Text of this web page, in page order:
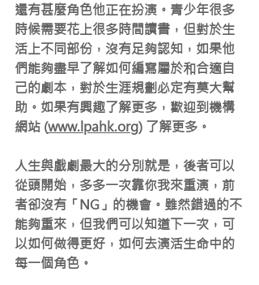
還有甚麼角色他正在扮演。青少年很多
時候需要花上很多時間讀書，但對於生
活上不同部份，沒有足夠認知，如果他
們能夠盡早了解如何編寫屬於和合適自
己的劇本，對於生涯規劃必定有莫大幫
助。如果有興趣了解更多，歡迎到機構
網站 (www.lpahk.org) 了解更多。
人生與戲劇最大的分別就是，後者可以
從頭開始，多多一次靠你我來重演，前
者卻沒有「NG」的機會。雖然錯過的不
能夠重來，但我們可以知道下一次，可
以如何做得更好，如何去演活生命中的
每一個角色。